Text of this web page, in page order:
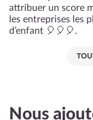
attribuer un score
les entreprises les
d’enfant 🎈🎈🎈.
Nous